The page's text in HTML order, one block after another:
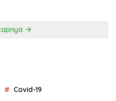
Covid-19